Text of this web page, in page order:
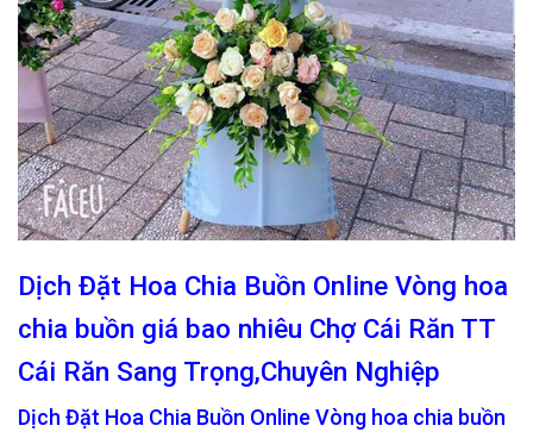
Dịch Đặt Hoa Chia Buồn Online Vòng hoa
chia buồn giá bao nhiêu Chợ Cái Răn TT
Cái Răn Sang Trọng,Chuyên Nghiệp
Dịch Đặt Hoa Chia Buồn Online Vòng hoa chia buồn